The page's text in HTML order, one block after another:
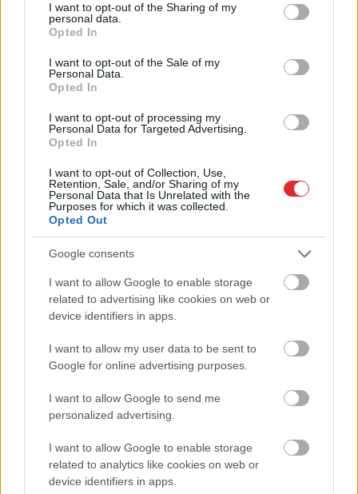
not limited to your visit or usage behaviour. You may click to
grant or deny consent to Google and its third-party tags to
use your data for below specified purposes in below Google
consent section.
I want to opt-out of the Sharing of my
personal data.
Opted In
I want to opt-out of the Sale of my
Personal Data.
Opted In
I want to opt-out of processing my
Personal Data for Targeted Advertising.
Opted In
I want to opt-out of Collection, Use,
Retention, Sale, and/or Sharing of my
Personal Data that Is Unrelated with the
Purposes for which it was collected.
Opted Out
Google consents
I want to allow Google to enable storage
related to advertising like cookies on web or
device identifiers in apps.
I want to allow my user data to be sent to
Google for online advertising purposes.
I want to allow Google to send me
personalized advertising.
I want to allow Google to enable storage
related to analytics like cookies on web or
device identifiers in apps.
Specdienestipēdējā brīdī
novērš Krievijas plānotu
atentātu pret dronu
ražotāju Eiropā
“Pilnīgs haoss!” Rīgas
lidostā ceļotāji šodien
nīkst milzīgās rindās.
Skaidrojam, kas
atgadījies
Cilvēkus
aizrāvis ātrs
IQ tests: tas liks
lai pārbaudītu tavu
erudīciju
Atcelt Ziņot